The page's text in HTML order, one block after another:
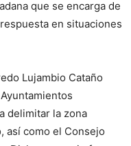
que se encarga de
en situaciones
Lujambio Cataño
delimitar la zona
así como el Consejo